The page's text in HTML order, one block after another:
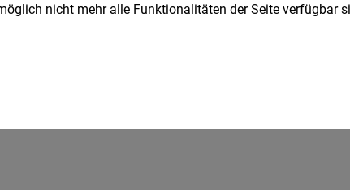
nicht mehr alle Funktionalitäten der Seite verfügbar